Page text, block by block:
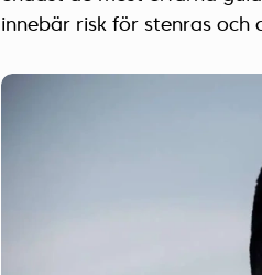
innebär risk för stenras och